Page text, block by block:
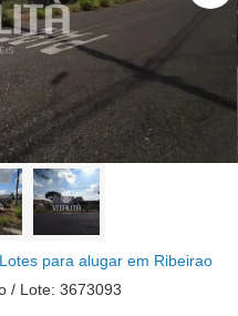
para alugar em Ribeirao
/ Lote: 3673093